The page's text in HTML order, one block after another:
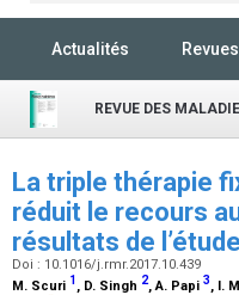
Actualités Revues
REVUE DES
La triple thérapie
réduit le recours
résultats de
Doi : 10.1016/j.rmr.2017.10.439
M. Scuri 1 , D. Singh 2, A. Papi 3, I.